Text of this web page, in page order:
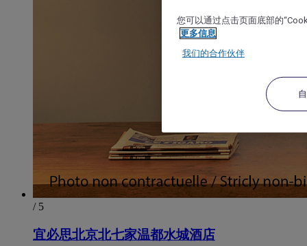
/ 5
宜必思北京北七家温都水城酒店
您可以通过点击页面底部的
更多信息
我们的合作伙伴